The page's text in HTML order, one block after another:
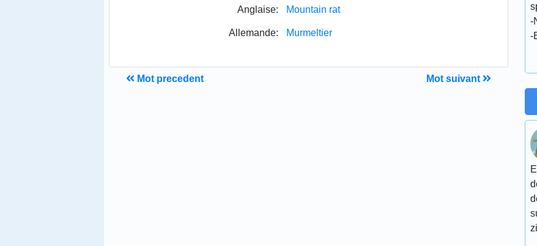
Anglaise: Mountain rat
Allemande: Murmeltier
Mot precedent Mot suivant
-
-